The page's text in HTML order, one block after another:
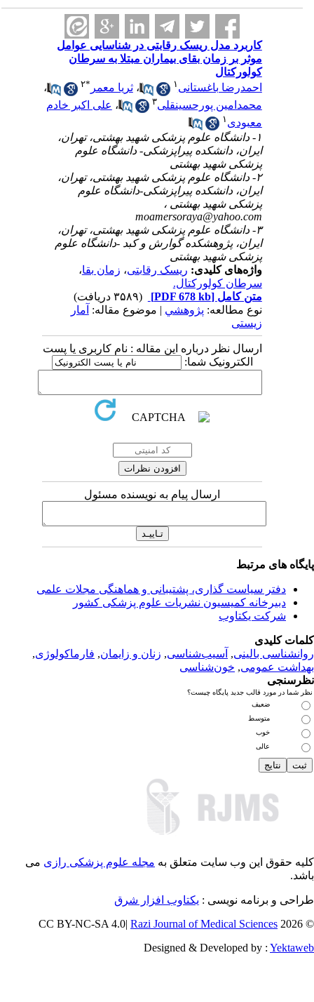
کاربرد مدل ریسک رقابتی در شناسایی عوامل
موثر بر زمان بقای بیماران مبتلا به سرطان
کولورکتال
احمدرضا باغستانی
،ثریا معمر ۲
،
محمدامین پورحسینقلی
،علی اکبر خادم
معبودی
۱- دانشگاه علوم پزشکی شهید بهشتی، تهران،
ایران، دانشکده پیراپزشکی- دانشگاه علوم
پزشکی شهید بهشتی
۲- دانشگاه علوم پزشکی شهید بهشتی، تهران،
ایران، دانشکده پیراپزشکی-دانشگاه علوم
پزشکی شهید بهشتی ،
moamersoraya@yahoo.com
۳- دانشگاه علوم پزشکی شهید بهشتی، تهران،
ایران، پژوهشکده گوارش و کبد -دانشگاه علوم
پزشکی شهید بهشتی
واژه‌های کلیدی:ریسک رقابتی،زمان بقا،
سرطان کولورکتال.
متن کامل[PDF 678 kb]
نوع مطالعه:پژوهشي| موضوع مقاله:آمار
زیستی
ارسال نظر درباره این مقاله : نام کاربری یا پست
الکترونیک شما:
ارسال پیام به نویسنده مسئول
های مرتبط
دفتر سیاست گذاری، پشتیبانی و هماهنگی مجلات علمی
دبیرخانه کمیسیون نشریات علوم پزشکی کشور
شرکت یکتاوب
کلیدی
بالینی, آسیب‌شناسی, زنان و زایمان,فارماکولوژی ,
عمومی, خون‌شناسی
شما در مورد قالب جدید پایگاه چیست؟
ضعیف
متوسط
خوب
عالی
حقوق این وب سایت متعلق بهمجله علوم پزشکی رازی می
و برنامه نویسی : یکتاوب افزار شرق
©
Razi Journal of Medical Sciences
Designed & Developed by :